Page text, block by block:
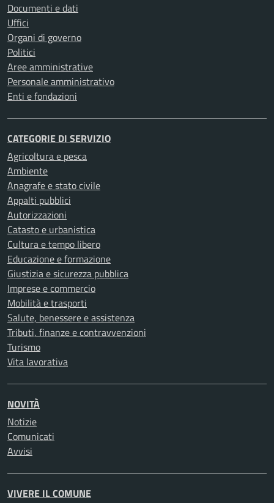
Documenti e dati
Uffici
Organi di governo
Politici
Aree amministrative
Personale amministrativo
Enti e fondazioni
CATEGORIE DI SERVIZIO
Agricoltura e pesca
Ambiente
Anagrafe e stato civile
Appalti pubblici
Autorizzazioni
Catasto e urbanistica
Cultura e tempo libero
Educazione e formazione
Giustizia e sicurezza pubblica
Imprese e commercio
Mobilità e trasporti
Salute, benessere e assistenza
Tributi, finanze e contravvenzioni
Turismo
Vita lavorativa
NOVITÀ
Notizie
Comunicati
Avvisi
VIVERE IL COMUNE